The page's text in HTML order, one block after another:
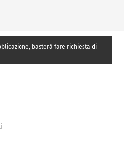
basterà fare richiesta di